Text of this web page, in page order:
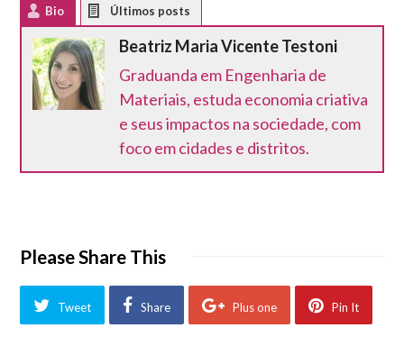
Bio
Beatriz Maria Vicente Testoni
Graduanda em Engenharia de
Materiais, estuda economia criativa
e seus impactos na sociedade, com
foco em cidades e distritos.
Please Share This
Tweet Share Plus one Pin It